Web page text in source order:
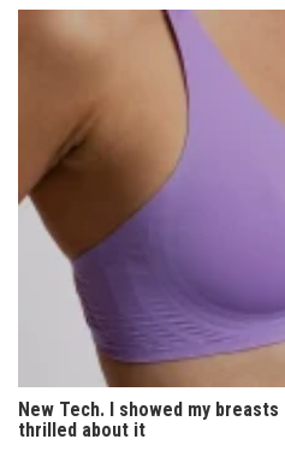
New Tech. I showed my breasts
thrilled about it